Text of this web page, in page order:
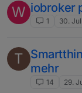
W iobroker
1 30.
T
mehr
14 29.